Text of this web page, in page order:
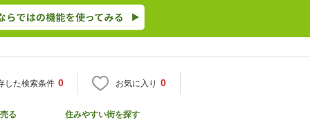
した検索条件 0 お気に入り 0
売る 住みやすい街を探す